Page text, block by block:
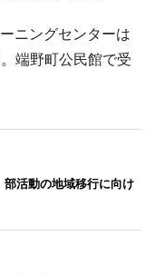
ニングセンターは
端野町公民館で受
活動の地域移行に向け